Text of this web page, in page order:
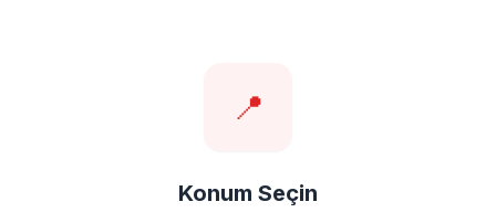
📍
Konum Seçin